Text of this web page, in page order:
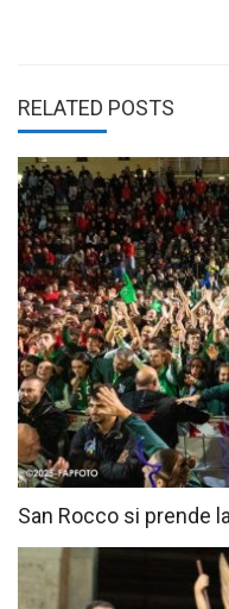
RELATED POSTS
San Rocco si prende